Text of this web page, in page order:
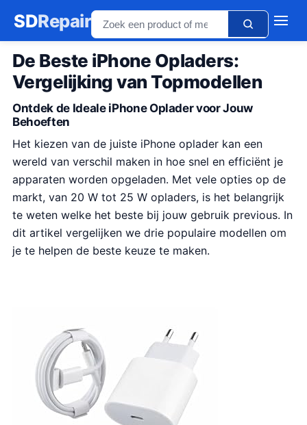
SDRepair
De Beste iPhone Opladers:
Vergelijking van Topmodellen
Ontdek de Ideale iPhone Oplader voor Jouw
Behoeften
Het kiezen van de juiste iPhone oplader kan een
wereld van verschil maken in hoe snel en efficiënt je
apparaten worden opgeladen. Met vele opties op de
markt, van 20 W tot 25 W opladers, is het belangrijk
te weten welke het beste bij jouw gebruik previous. In
dit artikel vergelijken we drie populaire modellen om
je te helpen de beste keuze te maken.